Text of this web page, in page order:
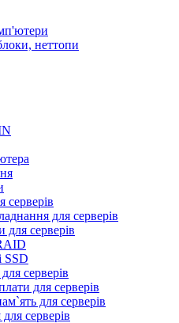
неттопи
серверів
для серверів
для серверів
SSD
серверів
для серверів
для серверів
серверів